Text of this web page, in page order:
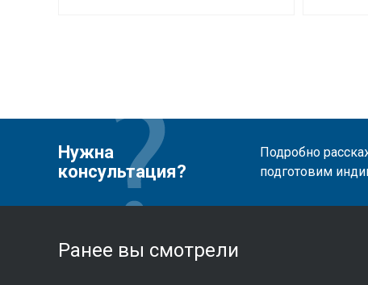
Нужна
консультация?
Подробно
подготовим
Ранее вы смотрели